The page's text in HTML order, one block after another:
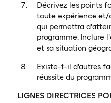
Décrivez les points
toute expérience et/
qui permettra
programme. Inclure
et sa situation
Existe-t-il d'autres
réussite du
LIGNES DIRECTRICES